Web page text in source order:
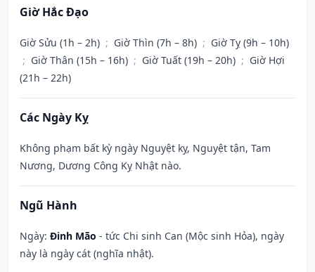
Giờ Hắc Đạo
Giờ Sửu (1h – 2h) ; Giờ Thìn (7h – 8h) ; Giờ Tỵ (9h – 10h)
; Giờ Thân (15h – 16h) ; Giờ Tuất (19h – 20h) ; Giờ Hợi
(21h – 22h)
Các Ngày Kỵ
Không phạm bất kỳ ngày Nguyệt kỵ, Nguyệt tận, Tam
Nương, Dương Công Kỵ Nhật nào.
Ngũ Hành
Ngày: Đinh Mão - tức Chi sinh Can (Mộc sinh Hỏa), ngày
này là ngày cát (nghĩa nhật).